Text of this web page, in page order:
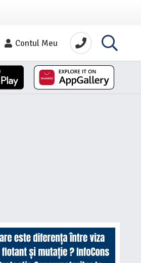
Contul Meu